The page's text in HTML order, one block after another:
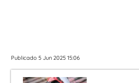
Publicado 5 Jun 2025 15:06